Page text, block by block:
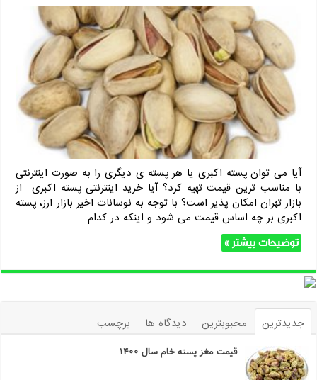
آیا می توان پسته اکبری یا هر پسته ی دیگری را به صورت اینترنتی
با مناسب ترین قیمت تهیه کرد؟ آیا خرید اینترنتی پسته اکبری از
بازار تهران امکان پذیر است؟ با توجه به نوسانات اخیر بازار ارز، پسته
اکبری بر چه اساس قیمت می شود و اینکه در کدام …
توضیحات بیشتر »
جدیدترین محبوبترین دیدگاه ها برچسب
قیمت مغز پسته خام سال ۱۴۰۰